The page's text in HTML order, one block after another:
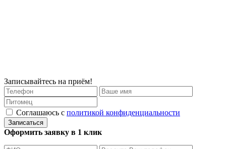
Записывайтесь на приём!
Соглашаюсь с политикой конфиденциальности
Записаться
Оформить заявку в 1 клик